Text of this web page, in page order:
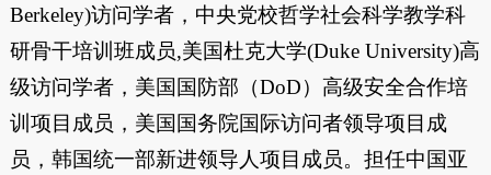
Berkeley)访问学者，中央党校哲学社会科学教学科
研骨干培训班成员,美国杜克大学(Duke University)高
级访问学者，美国国防部（DoD）高级安全合作培
训项目成员，美国国务院国际访问者领导项目成
员，韩国统一部新进领导人项目成员。担任中国亚